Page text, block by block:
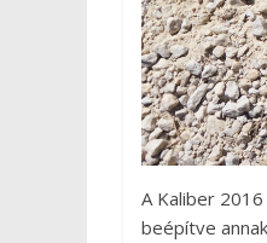
A Kaliber
beépítve